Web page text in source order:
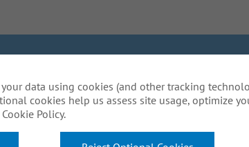
aux témoinsDo Not Sell or Share My
raisonnables pour compléter une
l'utilisation de ce site web? Envoyez-nous
data using cookies (and other tracking
cookies help us assess site usage, optimize
Policy.